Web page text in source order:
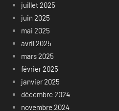
juillet 2025
juin 2025
mai 2025
avril 2025
mars 2025
février 2025
janvier 2025
décembre 2024
novembre 2024